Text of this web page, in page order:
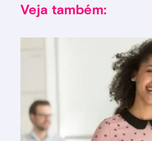
Veja também: